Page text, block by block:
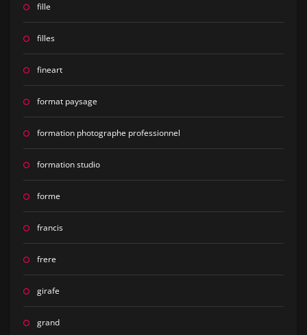
fille
filles
fineart
format paysage
formation photographe professionnel
formation studio
forme
francis
frere
girafe
grand